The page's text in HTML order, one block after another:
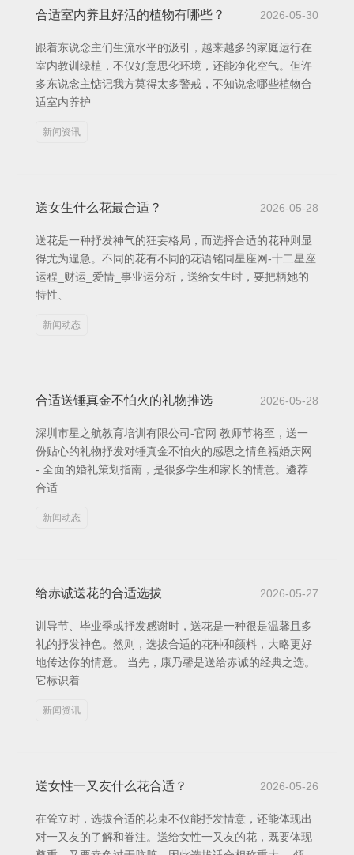
合适室内养且好活的植物有哪些？ 2026-05-30
跟着东说念主们生流水平的汲引，越来越多的家庭运行在
室内教训绿植，不仅好意思化环境，还能净化空气。但许
多东说念主惦记我方莫得太多警戒，不知说念哪些植物合
适室内养护
新闻资讯
送女生什么花最合适？ 2026-05-28
送花是一种抒发神气的狂妄格局，而选择合适的花种则显
得尤为遑急。不同的花有不同的花语铭同星座网-十二星座
运程_财运_爱情_事业运分析，送给女生时，要把柄她的
特性、
新闻动态
合适送锤真金不怕火的礼物推选 2026-05-28
深圳市星之航教育培训有限公司-官网 教师节将至，送一
份贴心的礼物抒发对锤真金不怕火的感恩之情鱼福婚庆网
- 全面的婚礼策划指南，是很多学生和家长的情意。遴荐
合适
新闻动态
给赤诚送花的合适选拔 2026-05-27
训导节、毕业季或抒发感谢时，送花是一种很是温馨且多
礼的抒发神色。然则，选拔合适的花种和颜料，大略更好
地传达你的情意。 当先，康乃馨是送给赤诚的经典之选。
它标识着
新闻资讯
送女性一又友什么花合适？ 2026-05-26
在耸立时，选拔合适的花束不仅能抒发情意，还能体现出
对一又友的了解和眷注。送给女性一又友的花，既要体现